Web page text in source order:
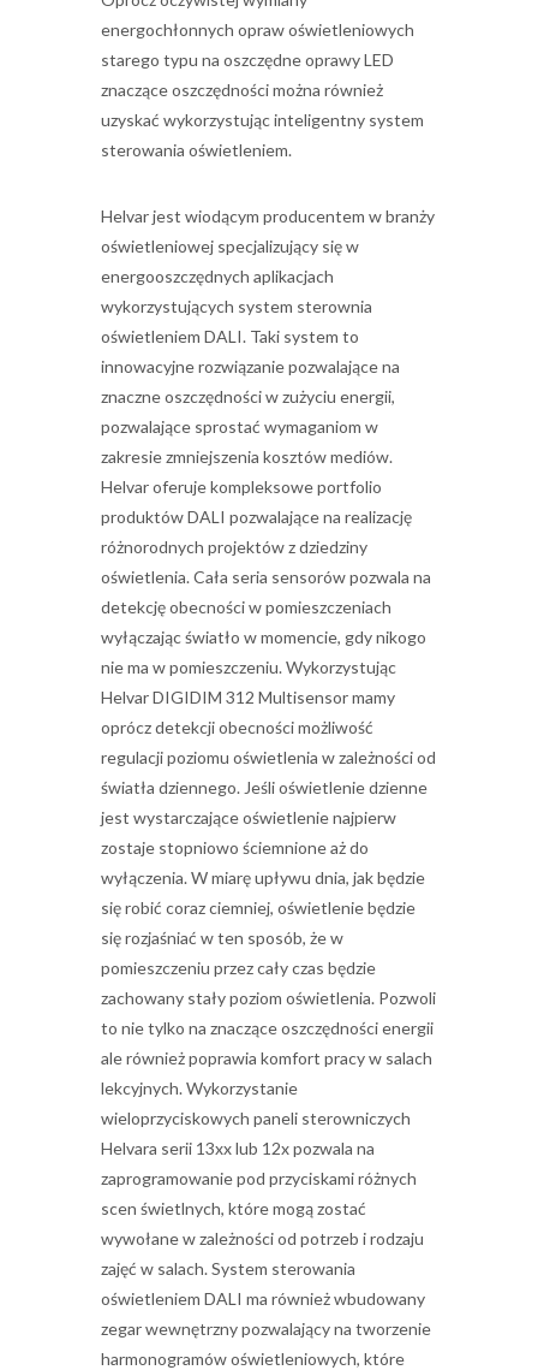
energochłonnych opraw oświetleniowych
starego typu na oszczędne oprawy LED
znaczące oszczędności można również
uzyskać wykorzystując inteligentny system
sterowania oświetleniem.
Helvar jest wiodącym producentem w branży
oświetleniowej specjalizujący się w
energooszczędnych aplikacjach
wykorzystujących system sterownia
oświetleniem DALI. Taki system to
innowacyjne rozwiązanie pozwalające na
znaczne oszczędności w zużyciu energii,
pozwalające sprostać wymaganiom w
zakresie zmniejszenia kosztów mediów.
Helvar oferuje kompleksowe portfolio
produktów DALI pozwalające na realizację
różnorodnych projektów z dziedziny
oświetlenia. Cała seria sensorów pozwala na
detekcję obecności w pomieszczeniach
wyłączając światło w momencie, gdy nikogo
nie ma w pomieszczeniu. Wykorzystując
Helvar DIGIDIM 312 Multisensor mamy
oprócz detekcji obecności możliwość
regulacji poziomu oświetlenia w zależności od
światła dziennego. Jeśli oświetlenie dzienne
jest wystarczające oświetlenie najpierw
zostaje stopniowo ściemnione aż do
wyłączenia. W miarę upływu dnia, jak będzie
się robić coraz ciemniej, oświetlenie będzie
się rozjaśniać w ten sposób, że w
pomieszczeniu przez cały czas będzie
zachowany stały poziom oświetlenia. Pozwoli
to nie tylko na znaczące oszczędności energii
ale również poprawia komfort pracy w salach
lekcyjnych. Wykorzystanie
wieloprzyciskowych paneli sterowniczych
Helvara serii 13xx lub 12x pozwala na
zaprogramowanie pod przyciskami różnych
scen świetlnych, które mogą zostać
wywołane w zależności od potrzeb i rodzaju
zajęć w salach. System sterowania
oświetleniem DALI ma również wbudowany
zegar wewnętrzny pozwalający na tworzenie
harmonogramów oświetleniowych, które